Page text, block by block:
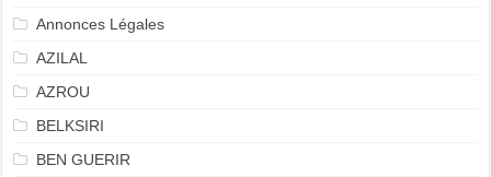
Annonces Légales
AZILAL
AZROU
BELKSIRI
BEN GUERIR